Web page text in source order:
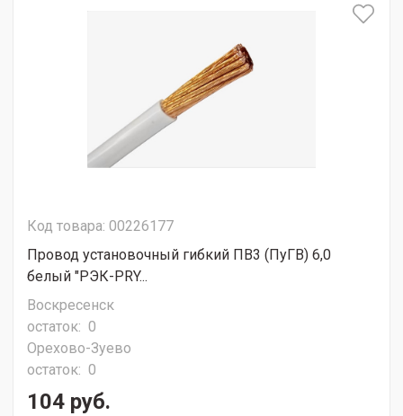
Код товара: 00226177
Провод установочный гибкий ПВ3 (ПуГВ) 6,0
белый "РЭК-PRY...
Воскресенск
остаток: 0
Орехово-Зуево
остаток: 0
104 руб.